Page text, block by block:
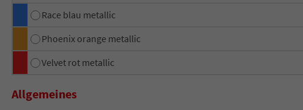
Race blau metallic
Phoenix orange metallic
Velvet rot metallic
Allgemeines